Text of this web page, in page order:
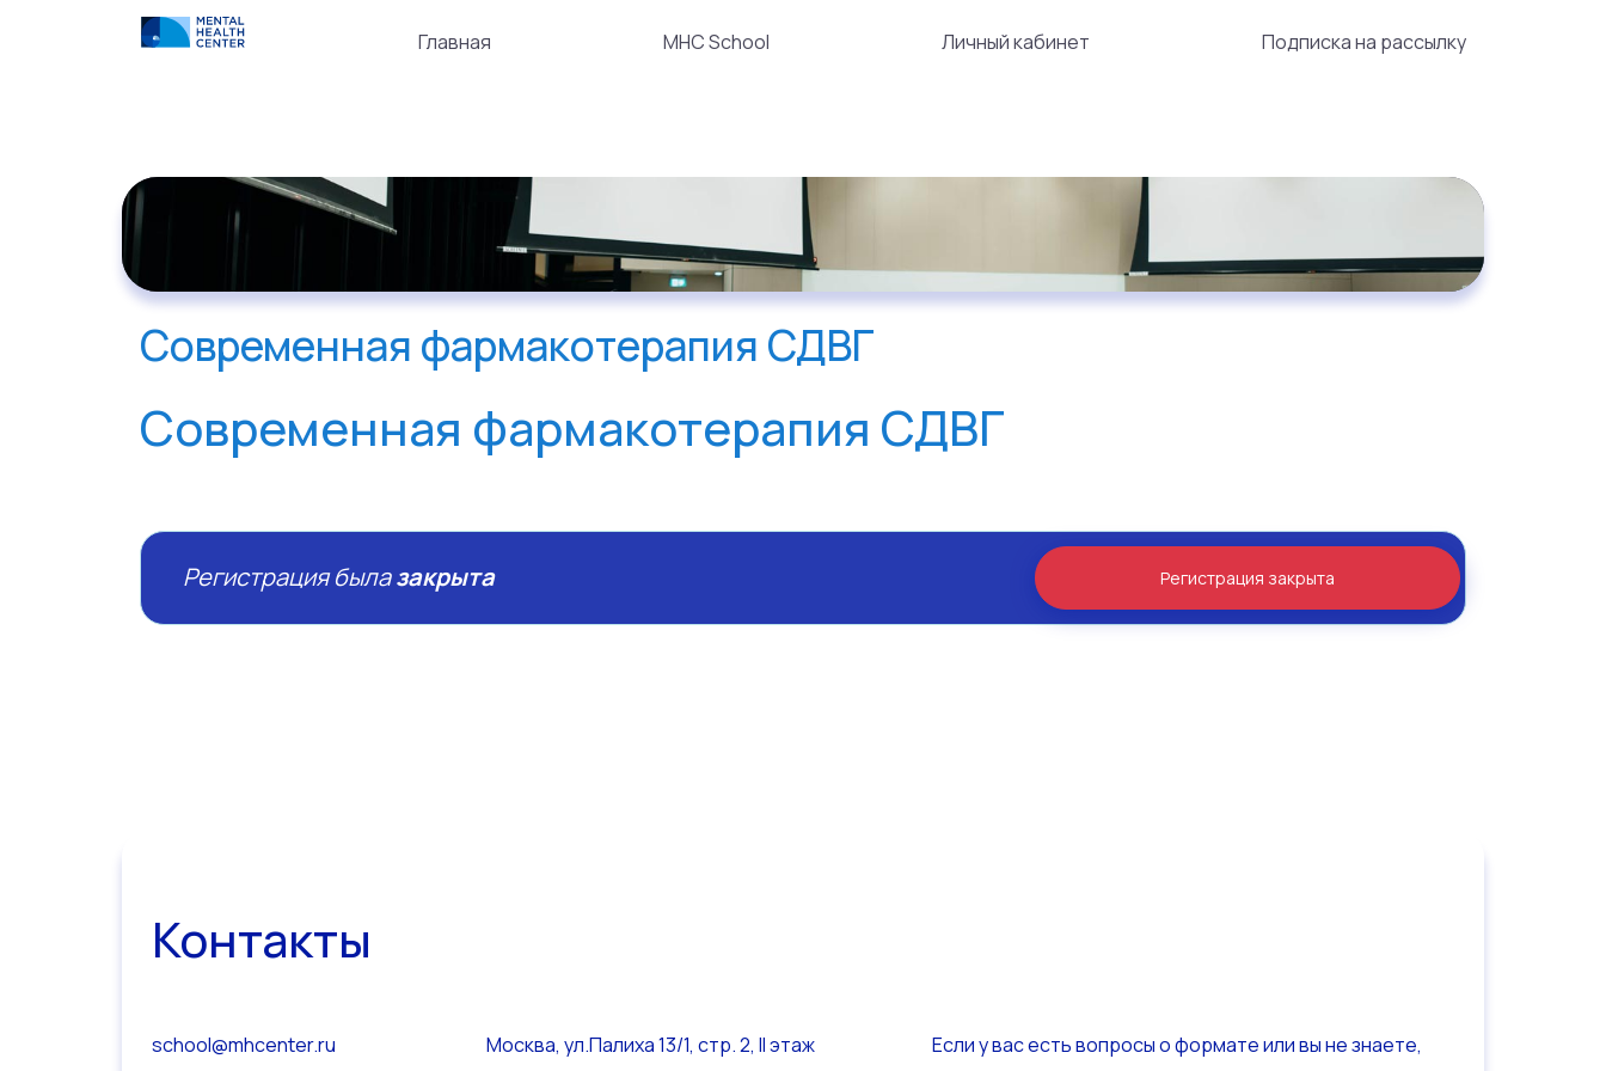
Главная MHC School Личный кабинет Подписка на рассылку
Современная фармакотерапия СДВГ
Современная фармакотерапия СДВГ
Регистрация былазакрыта Регистрация закрыта
Контакты
school@mhcenter.ru Москва, ул.Палиха 13/1, стр. 2, II этаж
Если у вас есть вопросы о формате или вы не знаете,